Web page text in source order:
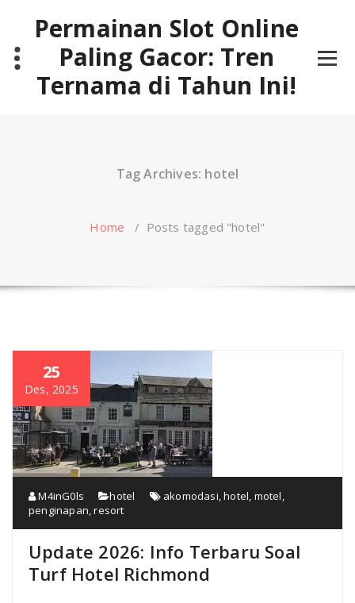
contentPermainan Slot Online
Paling Gacor: Tren
Ternama di Tahun Ini!
Tag Archives: hotel
Home / Posts tagged "hotel"
25
Des, 2025
M4inG0ls hotel akomodasi ,hotel motel
penginapan ,resort
Update 2026: Info Terbaru Soal
Turf Hotel Richmond